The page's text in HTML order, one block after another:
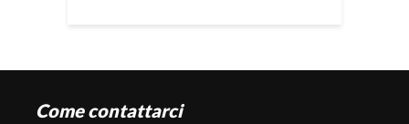
Come contattarci